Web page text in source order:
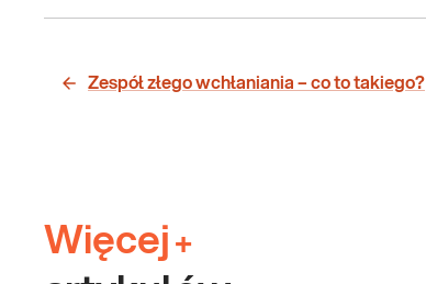
Zespół złego wchłaniania – co to takiego?
Więcej +